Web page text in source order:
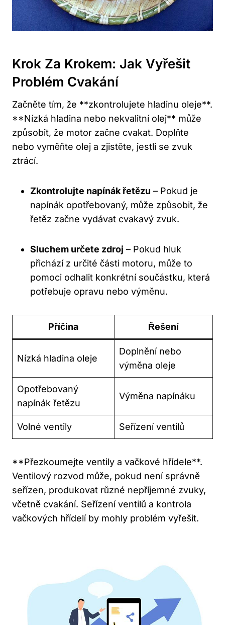
Krok Za⁢ Krokem: Jak Vyřešit
Problém ‍cvakání
Začněte tím, ⁣že ⁣**zkontrolujete‍ hladinu oleje**.
**Nízká ‌hladina nebo nekvalitní olej** může
⁤způsobit, že motor ⁤začne cvakat.⁢ Doplňte
nebo vyměňte⁣ olej a ​zjistěte, jestli se zvuk
ztrácí.
Zkontrolujte ‌napínák‍ řetězu – Pokud⁢ je
napínák opotřebovaný, může způsobit, že
řetěz‌ začne vydávat⁢ cvakavý zvuk.
Sluchem určete zdroj – Pokud hluk
přichází z určité ‌části⁣ motoru, může ‌to
pomoci ​odhalit konkrétní součástku,⁤ která
potřebuje opravu nebo výměnu.
Příčina Řešení
Nízká⁤ hladina oleje
Doplnění nebo
výměna‍ oleje
Opotřebovaný​
napínák řetězu
Výměna napínáku
Volné ventily Seřízení ventilů
**Přezkoumejte ventily a vačkové hřídele**.
Ventilový ‍rozvod může,‍ pokud není správně
seřízen, produkovat různé nepříjemné zvuky,
včetně ​cvakání. ​Seřízení ventilů a kontrola
vačkových hřídelí by mohly problém vyřešit.